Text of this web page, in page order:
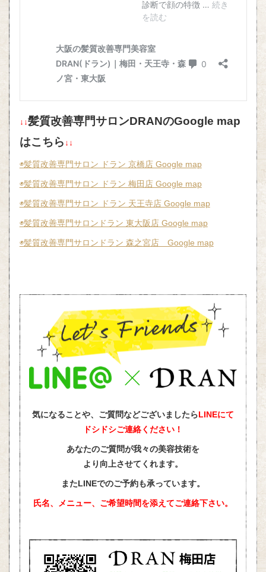
↓↓髪質改善専門サロンDRANのGoogle map
はこちら ↓↓
◉髪質改善専門サロン ドラン 京橋店 Google map
◉髪質改善専門サロン ドラン 梅田店 Google map
◉髪質改善専門サロン ドラン 天王寺店 Google map
◉髪質改善専門サロンドラン 東大阪店 Google map
◉髪質改善専門サロンドラン 森之宮店 Google map
気になることや、ご質問などございましたらLINEにて
ドシドシご連絡ください！
あなたのご質問が我々の美容技術を
より向上させてくれます。
またLINEでのご予約も承っています。
氏名、メニュー、ご希望時間を添えてご連絡下さい。